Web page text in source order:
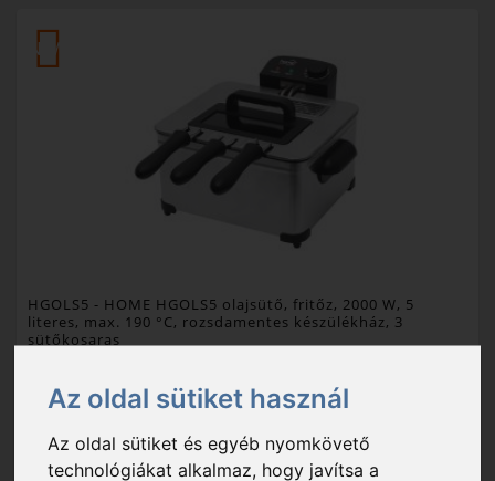
Az oldal sütiket használ
Az oldal sütiket és egyéb nyomkövető
technológiákat alkalmaz, hogy javítsa a
NEW
HGOLS5 - HOME HGOLS5 olajsütő, fritőz, 2000 W, 5
literes, max. 190 °C, rozsdamentes készülékház, 3
sütőkosaras
21 490 Ft
Raktáron
színe: ezüst; teljesítmény: 2000 W; kapacitás: olajkapacitás 3,5-5 lit...